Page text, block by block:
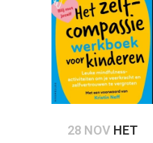
28 NOV HET